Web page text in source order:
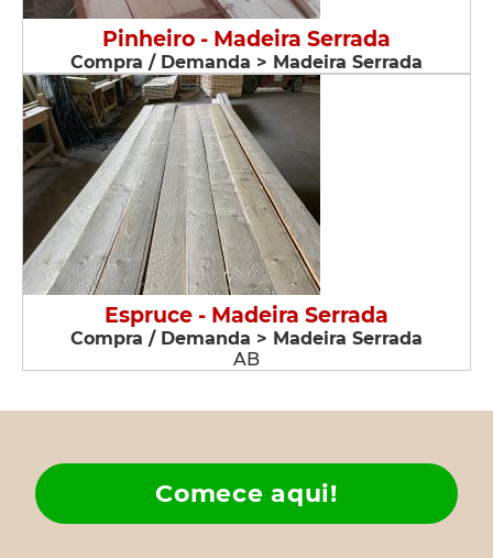
Pinheiro - Madeira Serrada
Compra / Demanda > Madeira Serrada
Espruce - Madeira Serrada
Compra / Demanda > Madeira Serrada
AB
Comece aqui!